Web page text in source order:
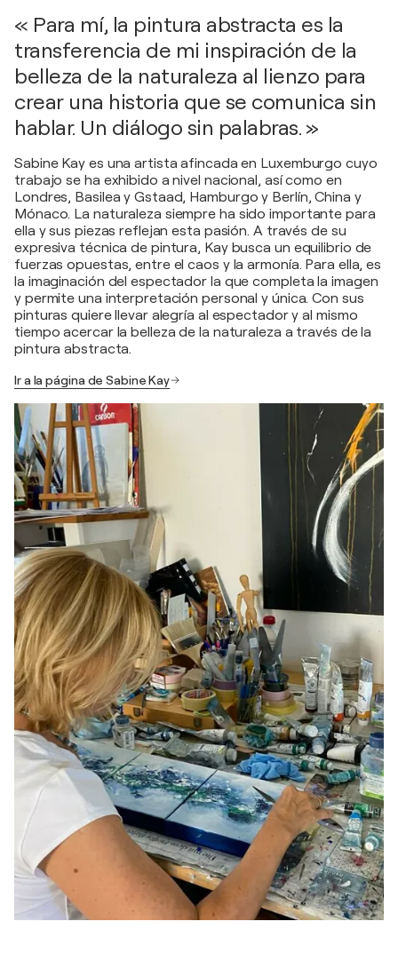
« Para mí, la pintura abstracta es la
transferencia de mi inspiración de la
belleza de la naturaleza al lienzo para
crear una historia que se comunica sin
hablar. Un diálogo sin palabras. »
Sabine Kay es una artista afincada en Luxemburgo cuyo
trabajo se ha exhibido a nivel nacional, así como en
Londres, Basilea y Gstaad, Hamburgo y Berlín, China y
Mónaco. La naturaleza siempre ha sido importante para
ella y sus piezas reflejan esta pasión. A través de su
expresiva técnica de pintura, Kay busca un equilibrio de
fuerzas opuestas, entre el caos y la armonía. Para ella, es
la imaginación del espectador la que completa la imagen
y permite una interpretación personal y única. Con sus
pinturas quiere llevar alegría al espectador y al mismo
tiempo acercar la belleza de la naturaleza a través de la
pintura abstracta.
Ir a la página de Sabine Kay